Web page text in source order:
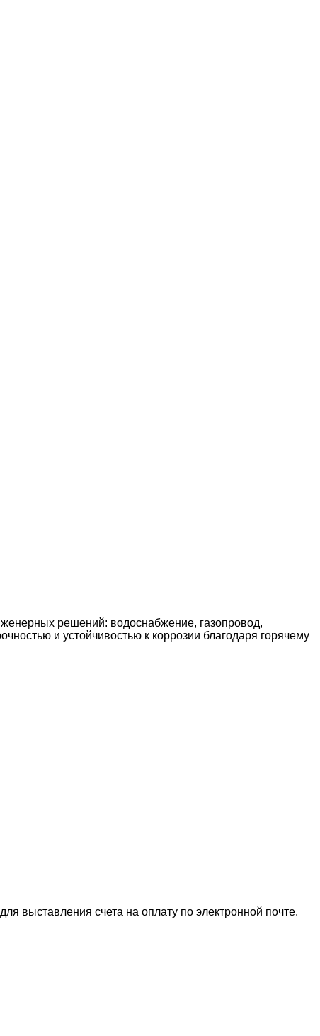
решений: водоснабжение, газопровод,
и устойчивостью к коррозии благодаря горячему
выставления счета на оплату по электронной почте.